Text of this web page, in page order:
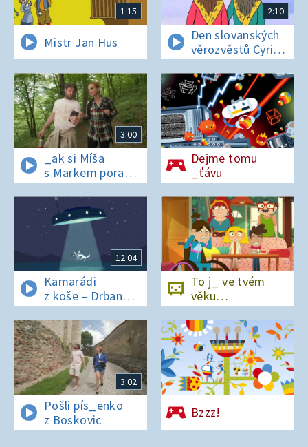
1:15
Mistr Jan Hus
2:10
Den slovanských
věrozvěstů Cyrila
a Metoděje
3:00
_ak si Míša
s Markem poradí
v lese bez
si_nálu?
Dejme tomu
_ťávu
12:04
Kamarádi
z koše – Drban
a UFO
To j_ ve tvém
věku…
3:02
Pošli pís_enko
z Boskovic
Bzzz!